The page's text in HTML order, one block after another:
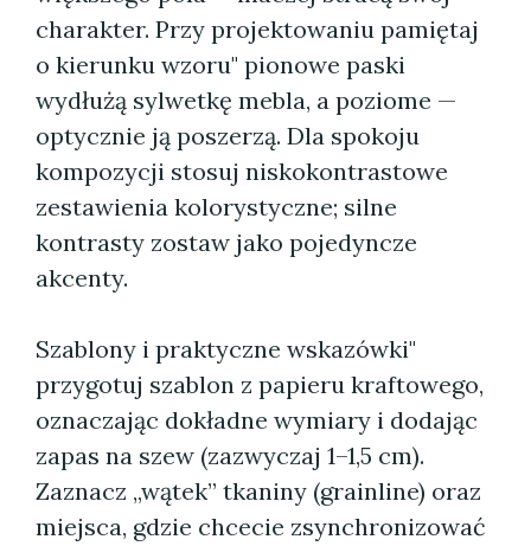
charakter. Przy projektowaniu pamiętaj
o kierunku wzoru" pionowe paski
wydłużą sylwetkę mebla, a poziome —
optycznie ją poszerzą. Dla spokoju
kompozycji stosuj niskokontrastowe
zestawienia kolorystyczne; silne
kontrasty zostaw jako pojedyncze
akcenty.
Szablony i praktyczne wskazówki"
przygotuj szablon z papieru kraftowego,
oznaczając dokładne wymiary i dodając
zapas na szew (zazwyczaj 1–1,5 cm).
Zaznacz „wątek” tkaniny (grainline) oraz
miejsca, gdzie chcecie zsynchronizować